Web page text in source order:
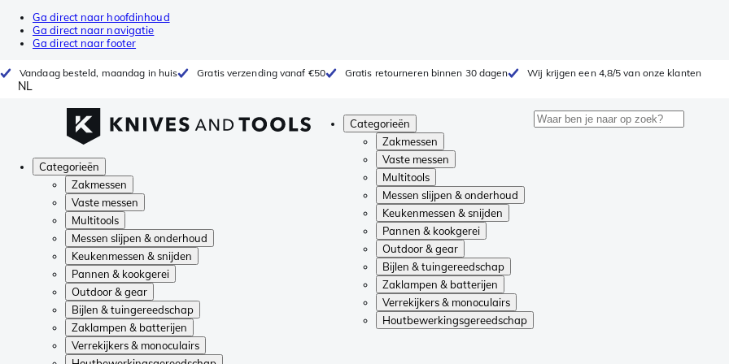
Ga direct naar hoofdinhoud
Ga direct naar navigatie
Ga direct naar footer
Vandaag besteld, maandag in huis Gratis verzending vanaf €50 Gratis retourneren binnen 30 dagen Wij krijgen een 4,8/5 van onze klanten
NL
Categorieën
Zakmessen
Vaste messen
Multitools
Messen slijpen & onderhoud
Keukenmessen & snijden
Pannen & kookgerei
Outdoor & gear
Bijlen & tuingereedschap
Zaklampen & batterijen
Verrekijkers & monoculairs
Houtbewerkingsgereedschap
Categorieën
Zakmessen
Vaste messen
Multitools
Messen slijpen & onderhoud
Keukenmessen & snijden
Pannen & kookgerei
Outdoor & gear
Bijlen & tuingereedschap
Zaklampen & batterijen
Verrekijkers & monoculairs